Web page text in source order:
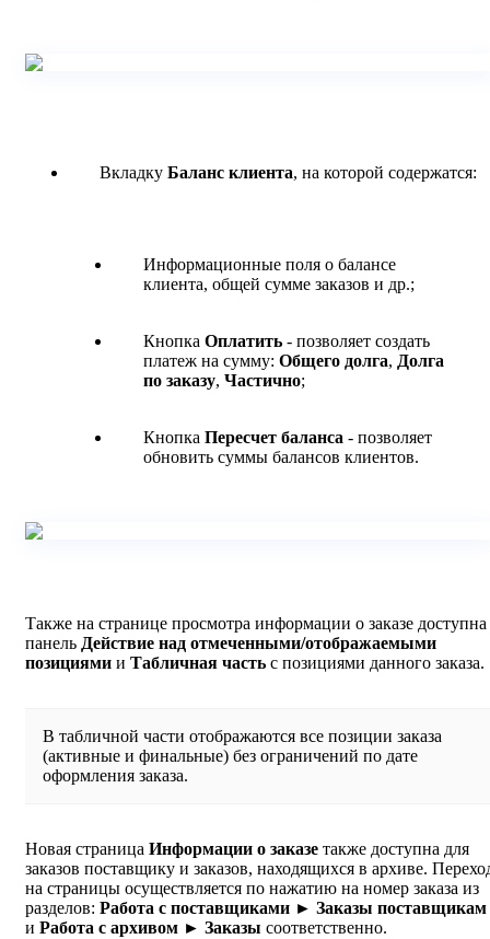
Вкладку Баланс клиента, на которой содержатся:
Информационные поля о балансе
клиента, общей сумме заказов и др.;
Кнопка Оплатить - позволяет создать
платеж на сумму: Общего долга, Долга
по заказу, Частично;
Кнопка Пересчет баланса - позволяет
обновить суммы балансов клиентов.
Также на странице просмотра информации о заказе доступна
панель Действие над отмеченными/отображаемыми
позициями и Табличная часть с позициями данного заказа.
В табличной части отображаются все позиции заказа
(активные и финальные) без ограничений по дате
оформления заказа.
Новая страница Информации о заказе также доступна для
заказов поставщику и заказов, находящихся в архиве.
на страницы осуществляется по нажатию на номер заказа из
разделов: Работа с поставщиками ► Заказы поставщикам
и Работа с архивом ► Заказы соответственно.